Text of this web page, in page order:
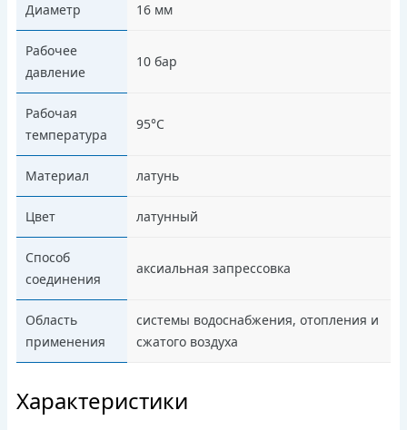
Диаметр 16 мм
Рабочее
давление
10 бар
Рабочая
температура
95°C
Материал латунь
Цвет латунный
Способ
соединения
аксиальная запрессовка
Область
применения
системы водоснабжения, отопления и
сжатого воздуха
Характеристики